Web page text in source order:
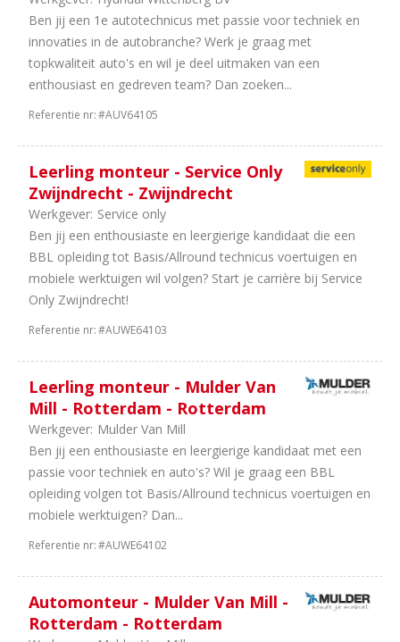
Fabrikanten
Finance
Franchise
Bouwmachines
Importeurs
uren
40
uur
overleg
32
38
36
uur
24
uur
20
Ben jij een 1e autotechnicus met passie voor techniek en
innovaties in de autobranche? Werk je graag met
topkwaliteit auto's en wil je deel uitmaken van een
enthousiast en gedreven team? Dan zoeken...
Referentie nr:#AUV64105
Leerling monteur - Service Only
Zwijndrecht - Zwijndrecht
Werkgever: Service only
Ben jij een enthousiaste en leergierige kandidaat die een
BBL opleiding tot Basis/Allround technicus voertuigen en
mobiele werktuigen wil volgen? Start je carrière bij Service
Only Zwijndrecht!
Referentie nr:#AUWE64103
Leerling monteur - Mulder Van
Mill - Rotterdam - Rotterdam
Werkgever: Mulder Van Mill
Ben jij een enthousiaste en leergierige kandidaat met een
passie voor techniek en auto's? Wil je graag een BBL
opleiding volgen tot Basis/Allround technicus voertuigen en
mobiele werktuigen? Dan...
Referentie nr:#AUWE64102
Automonteur - Mulder Van Mill -
Rotterdam - Rotterdam